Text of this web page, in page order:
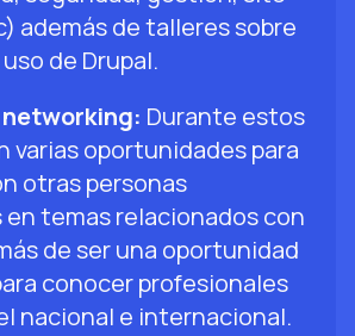
además de talleres sobre
de Drupal.
Durante estos
varias oportunidades para
otras personas
temas relacionados con
de ser una oportunidad
conocer profesionales
nacional e internacional.